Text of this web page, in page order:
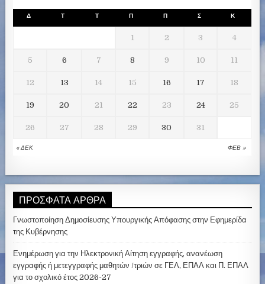
Δ Τ Τ Π Π Σ Κ
« ΔΕΚ ΦΕΒ »
1 2 3 4
5 6 7 8 9 10 11
12 13 14 15 16 17 18
19 20 21 22 23 24 25
26 27 28 29 30 31
ΠΡΌΣΦΑΤΑ ΆΡΘΡΑ
Γνωστοποίηση Δημοσίευσης Υπουργικής Απόφασης στην Εφημερίδα
της Κυβέρνησης
Ενημέρωση για την Ηλεκτρονική Αίτηση εγγραφής, ανανέωση
εγγραφής ή μετεγγραφής μαθητών /τριών σε ΓΕΛ, ΕΠΑΛ και Π. ΕΠΑΛ
για το σχολικό έτος 2026-27